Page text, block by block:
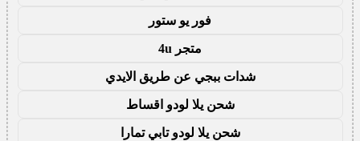
فور يو ستور
متجر 4u
شدات ببجي عن طريق الايدي
شحن يلا لودو اقساط
شحن يلا لودو تابي تمارا